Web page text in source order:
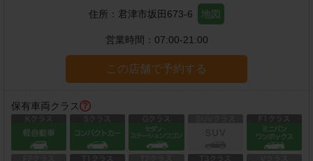
住所： 君津市坂田673-6 地図
営業時間： 07:00-21:00
この店舗で予約する
保有車両クラス